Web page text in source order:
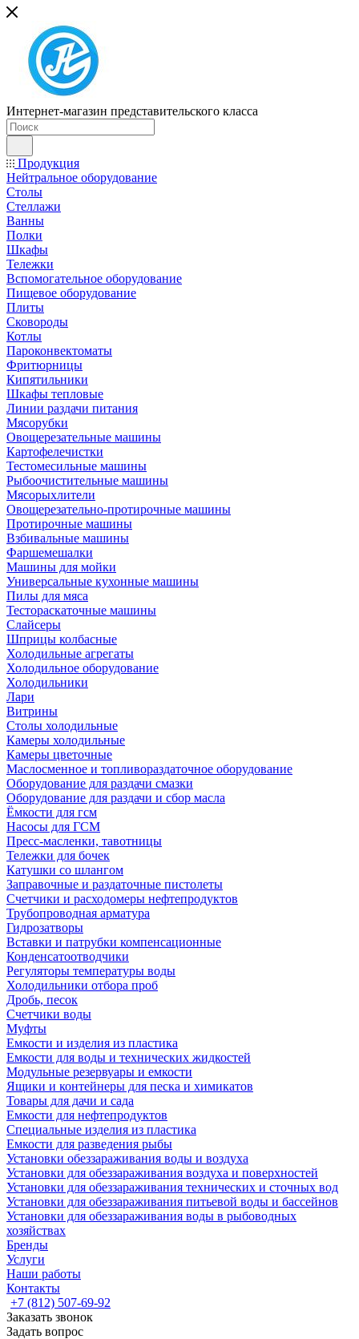
Интернет-магазин представительского класса
Продукция
Нейтральное оборудование
Столы
Стеллажи
Ванны
Полки
Шкафы
Тележки
Вспомогательное оборудование
Пищевое оборудование
Плиты
Сковороды
Котлы
Пароконвектоматы
Фритюрницы
Кипятильники
Шкафы тепловые
Линии раздачи питания
Мясорубки
Овощерезательные машины
Картофелечистки
Тестомесильные машины
Рыбоочистительные машины
Мясорыхлители
Овощерезательно-протирочные машины
Протирочные машины
Взбивальные машины
Фаршемешалки
Машины для мойки
Универсальные кухонные машины
Пилы для мяса
Тестораскаточные машины
Слайсеры
Шприцы колбасные
Холодильные агрегаты
Холодильное оборудование
Холодильники
Лари
Витрины
Столы холодильные
Камеры холодильные
Камеры цветочные
Маслосменное и топливораздаточное оборудование
Оборудование для раздачи смазки
Оборудование для раздачи и сбор масла
Ёмкости для гсм
Насосы для ГСМ
Пресс-масленки, тавотницы
Тележки для бочек
Катушки со шлангом
Заправочные и раздаточные пистолеты
Счетчики и расходомеры нефтепродуктов
Трубопроводная арматура
Гидрозатворы
Вставки и патрубки компенсационные
Конденсатоотводчики
Регуляторы температуры воды
Холодильники отбора проб
Дробь, песок
Счетчики воды
Муфты
Емкости и изделия из пластика
Емкости для воды и технических жидкостей
Модульные резервуары и емкости
Ящики и контейнеры для песка и химикатов
Товары для дачи и сада
Емкости для нефтепродуктов
Специальные изделия из пластика
Емкости для разведения рыбы
Установки обеззараживания воды и воздуха
Установки для обеззараживания воздуха и поверхностей
Установки для обеззараживания технических и сточных вод
Установки для обеззараживания питьевой воды и бассейнов
Установки для обеззараживания воды в рыбоводных
хозяйствах
Бренды
Услуги
Наши работы
Контакты
+7 (812) 507-69-92
Заказать звонок
Задать вопрос